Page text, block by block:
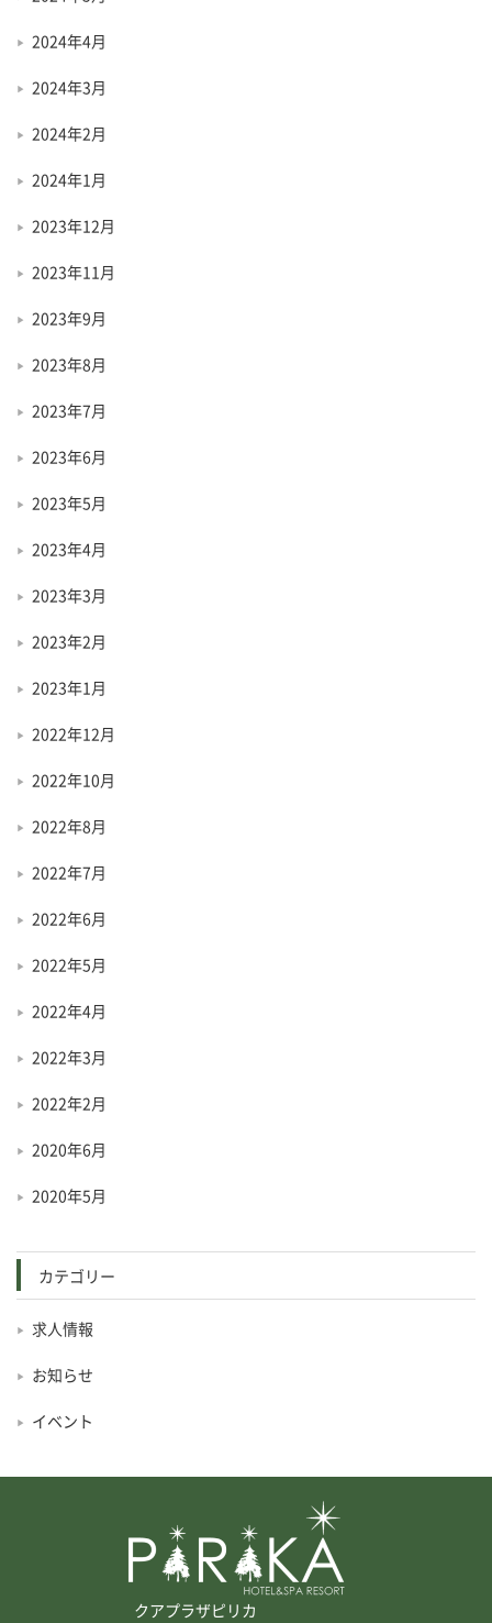
2024年4月
2024年3月
2024年2月
2024年1月
2023年12月
2023年11月
2023年9月
2023年8月
2023年7月
2023年6月
2023年5月
2023年4月
2023年3月
2023年2月
2023年1月
2022年12月
2022年10月
2022年8月
2022年7月
2022年6月
2022年5月
2022年4月
2022年3月
2022年2月
2020年6月
2020年5月
カテゴリー
求人情報
お知らせ
イベント
クアプラザピリカ